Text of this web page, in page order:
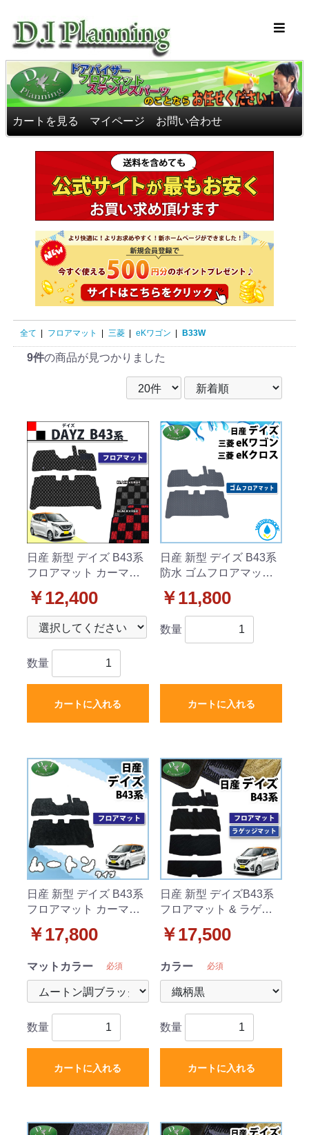
カートを見る マイページ お問い合わせ
全て | フロアマット | 三菱 | eKワゴン | B33W
9件の商品が見つかりました
日産 新型 デイズ B43系
フロアマット カーマッ
社外新品
￥12,400
数量
カートに入れる
日産 新型 デイズ B43系
防水 ゴムフロアマット
￥11,800
数量
カートに入れる
日産 新型 デイズ B43系
フロアマット カーマッ
ック 社外新品
￥17,800
マットカラー 必須
数量
カートに入れる
日産 新型 デイズB43系
フロアマット & ラゲッ
リーズ
￥17,500
カラー 必須
数量
カートに入れる